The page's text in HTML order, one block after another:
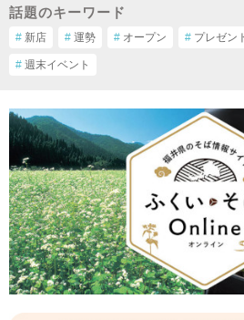
話題のキーワード
# 新店 # 運勢 # オープン # プレゼン
# 週末イベント